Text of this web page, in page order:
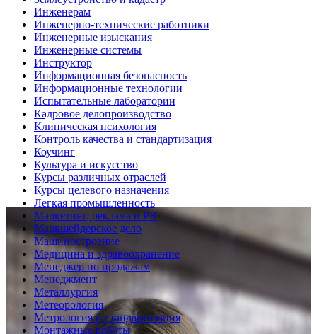
Инженерам
Инженерно-технические работники
Инженерные изыскания
Инженерные системы
Инструктор
Информационная безопасность
Информационные технологии
Испытательные лаборатории
Кадровое делопроизводство
Клиническая психология
Контроль качества и стандартизация
Коучинг
Культура и искусство
Курсы различных отраслей
Курсы целевого назначения
Легкая промышленность
Маркетинг, реклама и PR
Маркшейдерское дело
Машиностроение
Медицина и здравоохранение
Менеджер по продажам
Менеджмент
Металлургия
Метеорология
Метрология и стандартизация
Монтажные работы